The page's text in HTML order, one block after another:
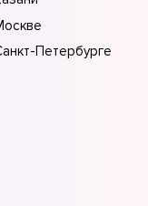
Петербурге